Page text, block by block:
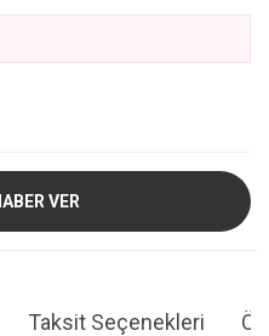
VER
Taksit Seçenekleri